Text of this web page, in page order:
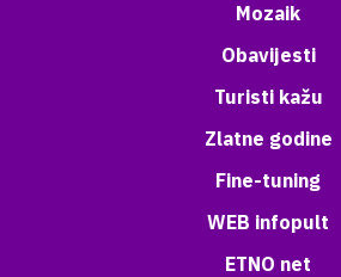
Mozaik
Obavijesti
Turisti kažu
Zlatne godine
Fine-tuning
WEB infopult
ETNO net